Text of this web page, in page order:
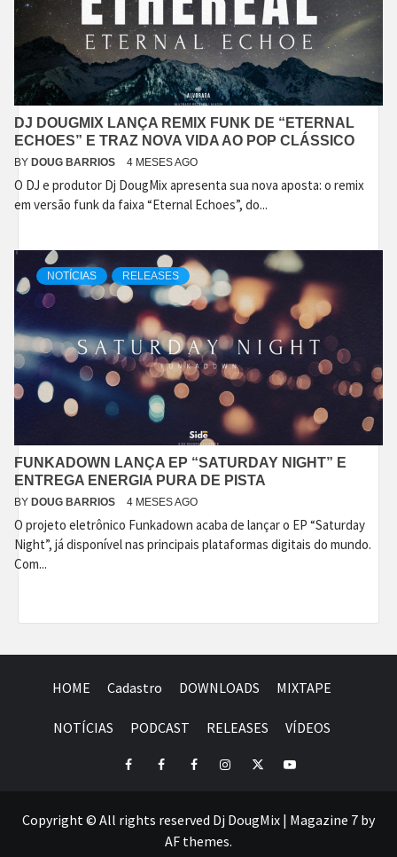
DJ DOUGMIX LANÇA REMIX FUNK DE “ETERNAL
ECHOES” E TRAZ NOVA VIDA AO POP CLÁSSICO
BY DOUG BARRIOS 4 MESES AGO
O DJ e produtor Dj DougMix apresenta sua nova aposta: o remix
em versão funk da faixa “Eternal Echoes”, do...
NOTÍCIAS RELEASES
FUNKADOWN LANÇA EP “SATURDAY NIGHT” E
ENTREGA ENERGIA PURA DE PISTA
BY DOUG BARRIOS 4 MESES AGO
O projeto eletrônico Funkadown acaba de lançar o EP “Saturday
Night”, já disponível nas principais plataformas digitais do mundo.
Com...
HOME Cadastro DOWNLOADS MIXTAPE
NOTÍCIAS PODCAST RELEASES VÍDEOS
FacebookPerfil
Perfil
InstagramTwitterYoutube
Copyright © All rights reserved Dj DougMix | Magazine 7 by
AF themes.